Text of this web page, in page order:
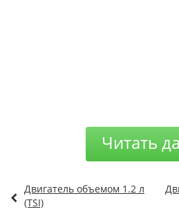
Читать
Двигатель объемом 1.2 л
(TSI)